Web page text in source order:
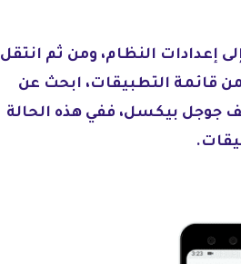
النظام، ومن ثم انتقل
قائمة التطبيقات، ابحث عن
جوجل بيكسل، ففي هذه الحالة